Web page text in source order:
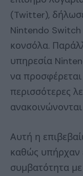
(Twitter),
Nintendo Switch
κονσόλα.
υπηρεσία
να
περισσότερες
Αυτή η
καθώς υπήρχαν
συμβατότητα